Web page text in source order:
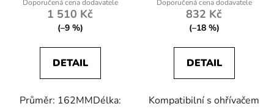
1 510 Kč
(–9 %)
DETAIL
Průměr: 162MMDélka:
832 Kč
(–18 %)
DETAIL
Kompatibilní s ohřívačem